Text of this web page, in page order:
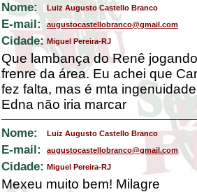
Nome: Luiz Augusto Castello Branco
E-mail: augustocastellobranco@gmail.com
Cidade: Miguel Pereira-RJ
Que lambança do Renê
frenre da área. Eu achei que
fez falta, mas é mta
Edna não iria marcar
Nome: Luiz Augusto Castello Branco
E-mail: augustocastellobranco@gmail.com
Cidade: Miguel Pereira-RJ
Mexeu muito bem! Milagre